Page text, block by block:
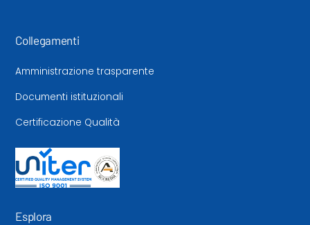
Collegamenti
Amministrazione trasparente
Documenti istituzionali
Certificazione Qualità
Esplora